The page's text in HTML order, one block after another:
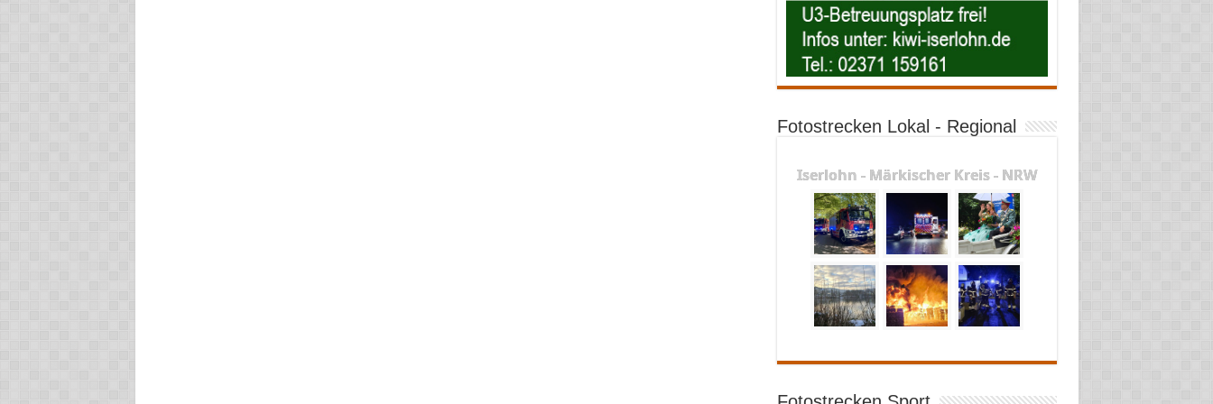
Fotostrecken Lokal - Regional
Iserlohn - Märkischer Kreis - NRW